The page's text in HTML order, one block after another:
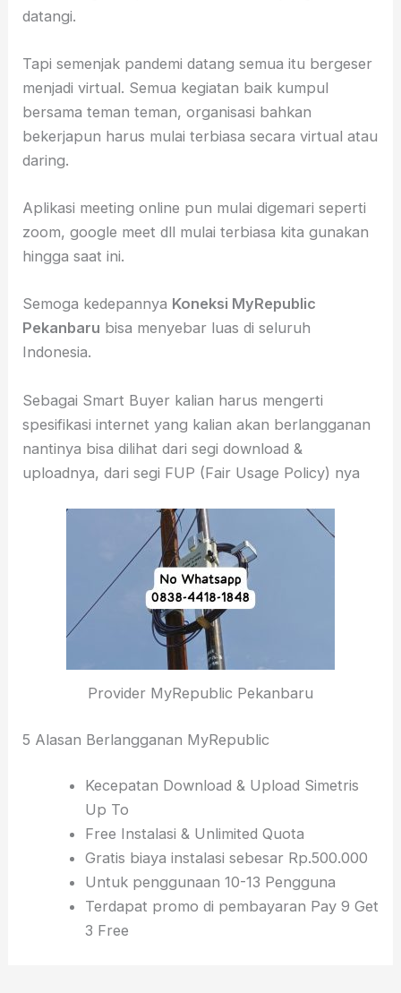
datangi.
Tapi semenjak pandemi datang semua itu bergeser
menjadi virtual. Semua kegiatan baik kumpul
bersama teman teman, organisasi bahkan
bekerjapun harus mulai terbiasa secara virtual atau
daring.
Aplikasi meeting online pun mulai digemari seperti
zoom, google meet dll mulai terbiasa kita gunakan
hingga saat ini.
Semoga kedepannya Koneksi MyRepublic
Pekanbaru bisa menyebar luas di seluruh
Indonesia.
Sebagai Smart Buyer kalian harus mengerti
spesifikasi internet yang kalian akan berlangganan
nantinya bisa dilihat dari segi download &
uploadnya, dari segi FUP (Fair Usage Policy) nya
Provider MyRepublic Pekanbaru
5 Alasan Berlangganan MyRepublic
Kecepatan Download & Upload Simetris
Up To
Free Instalasi & Unlimited Quota
Gratis biaya instalasi sebesar Rp.500.000
Untuk penggunaan 10-13 Pengguna
Terdapat promo di pembayaran Pay 9 Get
3 Free